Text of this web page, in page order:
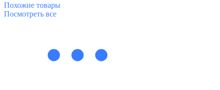
Похожие товары
Посмотреть все